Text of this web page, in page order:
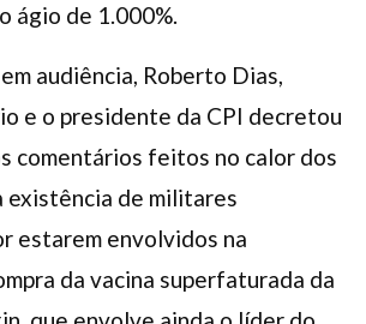
ágio de 1.000%.
audiência, Roberto Dias,
e o presidente da CPI decretou
comentários feitos no calor dos
existência de militares
estarem envolvidos na
da vacina superfaturada da